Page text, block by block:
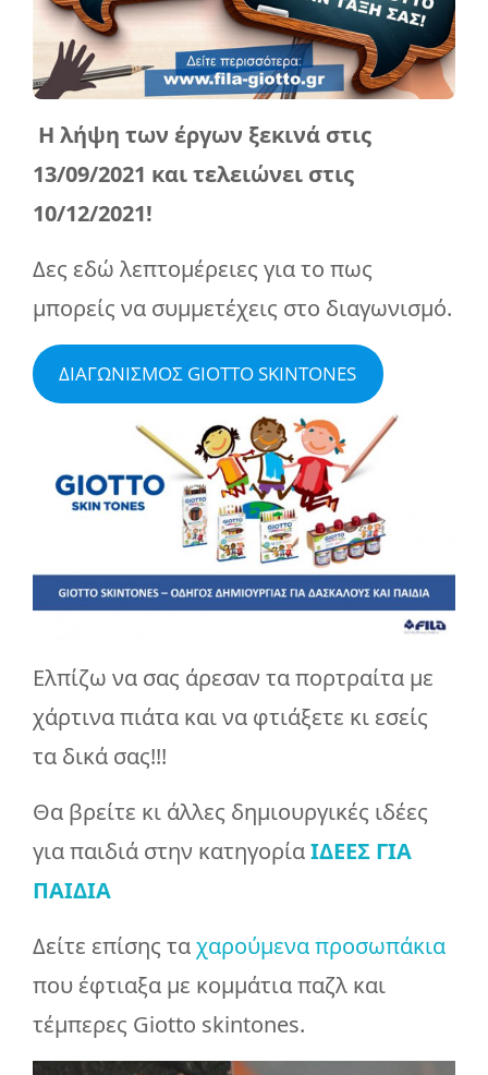
Η λήψη των έργων ξεκινά στις
13/09/2021 και τελειώνει στις
10/12/2021!
Δες εδώ λεπτομέρειες για το πως
μπορείς να συμμετέχεις στο διαγωνισμό.
ΔΙΑΓΩΝΙΣΜΟΣ GIOTTO SKINTONES
Ελπίζω να σας άρεσαν τα πορτραίτα με
χάρτινα πιάτα και να φτιάξετε κι εσείς
τα δικά σας!!!
Θα βρείτε κι άλλες δημιουργικές ιδέες
για παιδιά στην κατηγορίαΙΔΕΕΣ ΓΙΑ
ΠΑΙΔΙΑ
Δείτε επίσης ταχαρούμενα προσωπάκια
που έφτιαξα με κομμάτια παζλ και
τέμπερες Giotto skintones.